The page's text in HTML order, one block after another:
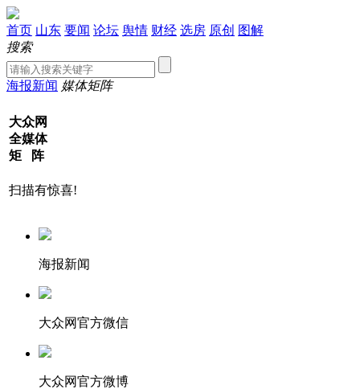
首页 山东 要闻 论坛 舆情 财经 选房 原创 图解
搜索
海报新闻 媒体矩阵
大众网
全媒体
矩 阵
扫描有惊喜!
海报新闻
大众网官方微信
大众网官方微博